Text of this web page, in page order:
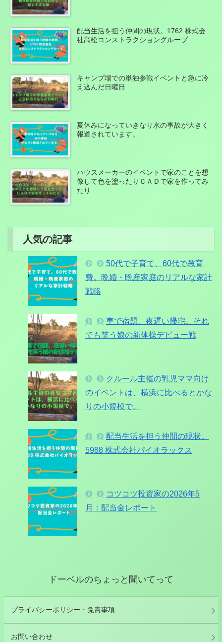
配当生活を担う仲間の現状。1762 株式会
社高松コンストラクショングループ
キャンプ場での単独参戦イベントと急に冷
え込んだ日曜日
夏休みになっていきなり水の事故が大きく
報道されています。
ハウスメーカーのイベントで家のことを想
像して色を塗ったりＣＡＤで家を作ってみ
たり
人気の記事
50代で子育て、60代で教育
費。晩婚・晩産家庭のリアルな家計
戦略
車で宿題、夜遅い帰宅。それ
でも笑う娘の新体操デビュー戦
クルール主催の乳児ママ向け
のイベントは、横浜に比べるとかな
りの小規模で。
配当生活を担う仲間の現状。
5988 株式会社パイオラックス
コツコツ投資家の2026年5
月：配当金レポート
ドーベルのちょっと聞いてって
プライバシーポリシー・免責事項
お問い合わせ